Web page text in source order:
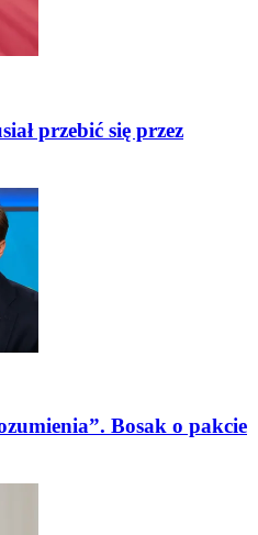
przebić się przez
Bosak o pakcie